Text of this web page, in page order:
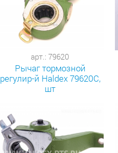
арт.: 79620
Рычаг тормозной
регулир-й Haldex 79620С,
шт